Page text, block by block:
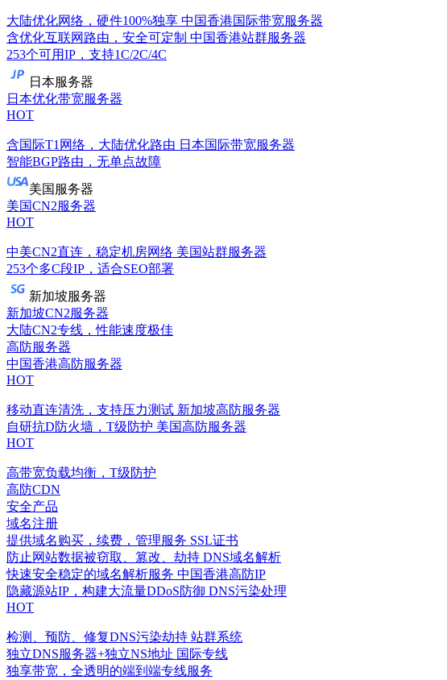
大陆优化网络，硬件100%独享 中国香港国际带宽服务器
含优化互联网路由，安全可定制 中国香港站群服务器
253个可用IP，支持1C/2C/4C
日本服务器
日本优化带宽服务器
HOT
含国际T1网络，大陆优化路由 日本国际带宽服务器
智能BGP路由，无单点故障
美国服务器
美国CN2服务器
HOT
中美CN2直连，稳定机房网络 美国站群服务器
253个多C段IP，适合SEO部署
新加坡服务器
新加坡CN2服务器
大陆CN2专线，性能速度极佳
高防服务器
中国香港高防服务器
HOT
移动直连清洗，支持压力测试 新加坡高防服务器
自研抗D防火墙，T级防护 美国高防服务器
HOT
高带宽负载均衡，T级防护
高防CDN
安全产品
域名注册
提供域名购买，续费，管理服务 SSL证书
防止网站数据被窃取、篡改、劫持 DNS域名解析
快速安全稳定的域名解析服务 中国香港高防IP
隐藏源站IP，构建大流量DDoS防御 DNS污染处理
HOT
检测、预防、修复DNS污染劫持 站群系统
独立DNS服务器+独立NS地址 国际专线
独享带宽，全透明的端到端专线服务